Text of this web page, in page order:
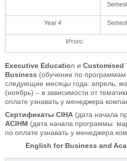
Year 4
Итого:
Executive Education и Customised
Business (обучение по программам
следующие месяцы года: апрель,
(ноябрь) – в зависимости от
оплате узнавать у менеджера
Сертификаты CIHA (дата начала
ACIHM (дата начала программы:
по оплате узнавать у менеджера
English for Business and